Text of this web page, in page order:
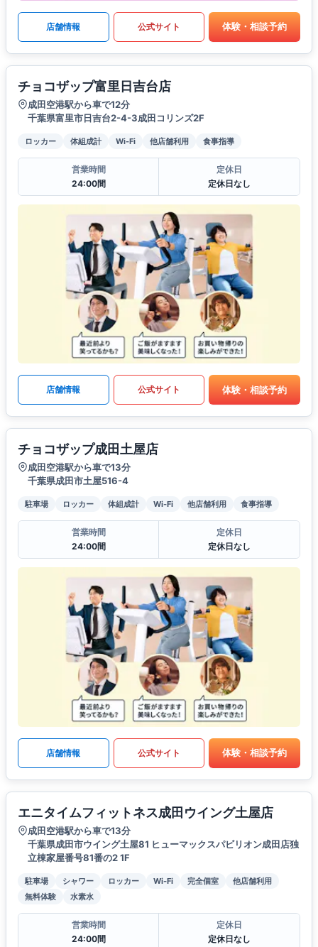
店舗情報 公式サイト 体験・相談予約
チョコザップ富里日吉台店
成田空港駅から車で12分
千葉県富里市日吉台2-4-3成田コリンズ2F
ロッカー 体組成計 Wi-Fi 他店舗利用 食事指導
営業時間
24:00間
定休日
定休日なし
店舗情報 公式サイト 体験・相談予約
チョコザップ成田土屋店
成田空港駅から車で13分
千葉県成田市土屋516-4
駐車場 ロッカー 体組成計 Wi-Fi 他店舗利用 食事指導
営業時間
24:00間
定休日
定休日なし
店舗情報 公式サイト 体験・相談予約
エニタイムフィットネス成田ウイング土屋店
成田空港駅から車で13分
千葉県成田市ウイング土屋81 ヒューマックスパビリオン成田店独
立棟家屋番号81番の2 1F
駐車場 シャワー ロッカー Wi-Fi 完全個室
他店舗利用
無料体験
水素水
営業時間
24:00間
定休日
定休日なし